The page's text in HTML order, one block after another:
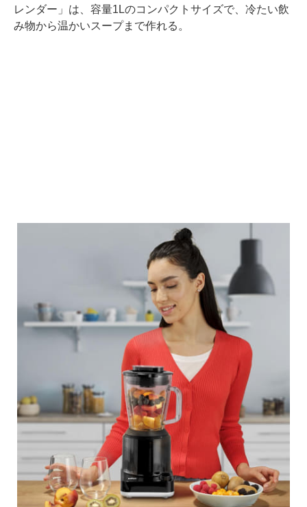
レンダー」は、容量1Lのコンパクトサイズで、冷たい飲
み物から温かいスープまで作れる。